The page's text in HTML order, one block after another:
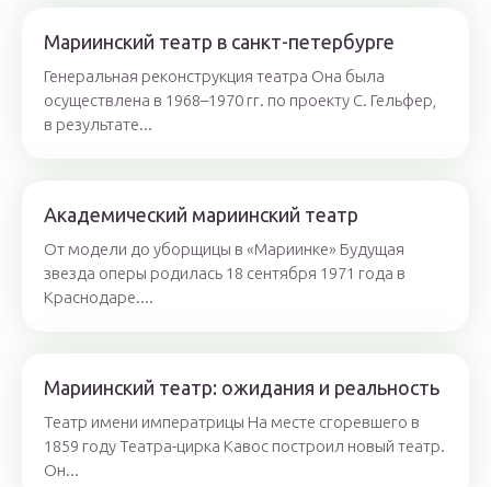
Мариинский театр в санкт-петербурге
Генеральная реконструкция театра Она была
осуществлена в 1968–1970 гг. по проекту С. Гельфер,
в результате...
Академический мариинский театр
От модели до уборщицы в «Мариинке» Будущая
звезда оперы родилась 18 сентября 1971 года в
Краснодаре....
Мариинский театр: ожидания и реальность
Театр имени императрицы На месте сгоревшего в
1859 году Театра-цирка Кавос построил новый театр.
Он...